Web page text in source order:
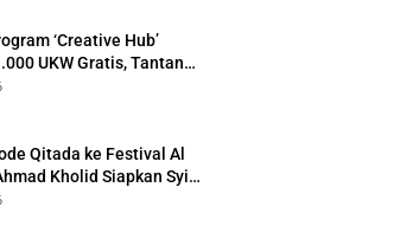
‘Creative Hub’
UKW Gratis, Tantan
Visi PWI Jabar di
Qitada ke Festival Al
Kholid Siapkan Syiar
Lewat Nada